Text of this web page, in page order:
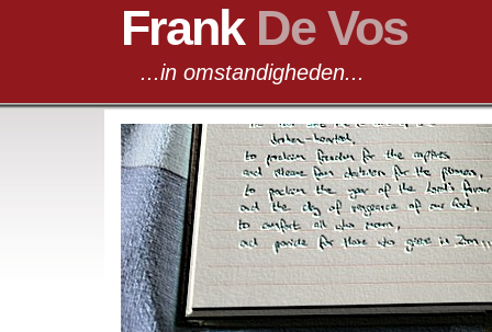
Frank De Vos
...in omstandigheden...